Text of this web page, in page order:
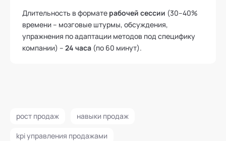
Длительность в формате рабочей сессии (30–40%
времени – мозговые штурмы, обсуждения,
упражнения по адаптации методов под специфику
компании) – 24 часа (по 60 минут).
рост продаж навыки продаж
kpi управления продажами